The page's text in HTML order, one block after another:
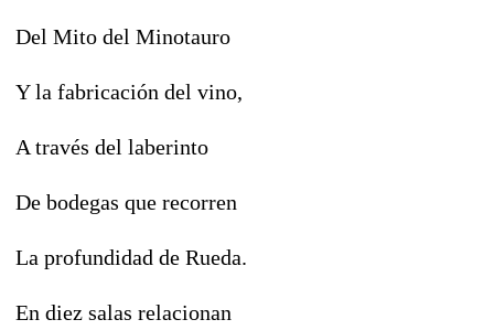
Del Mito del Minotauro
Y la fabricación del vino,
A través del laberinto
De bodegas que recorren
La profundidad de Rueda.
En diez salas relacionan